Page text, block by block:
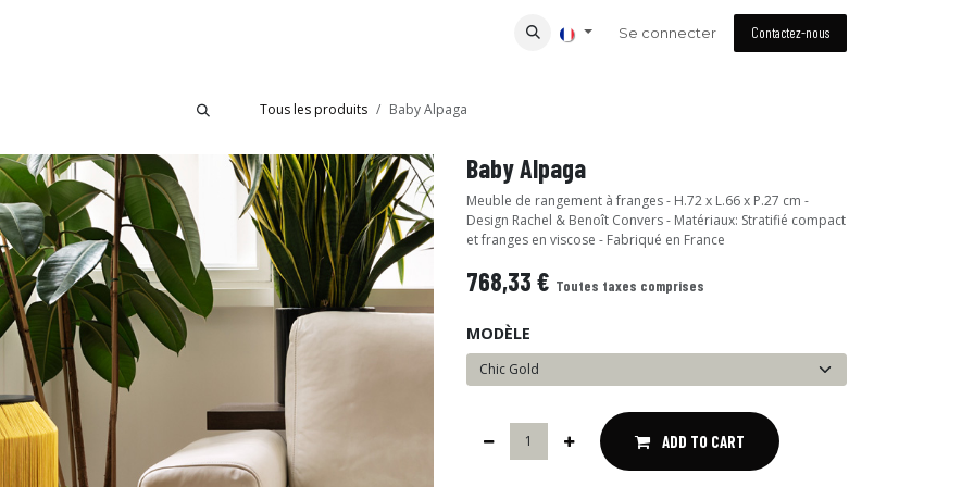
Se connecter Contactez-nous
Tous les produits Baby Alpaga
Baby Alpaga
Meuble de rangement à franges - H.72 x L.66 x P.27 cm -
Design Rachel & Benoît Convers - Matériaux: Stratifié compact
et franges en viscose - Fabriqué en France
768,33 € Toutes taxes comprises
MODÈLE
ADD TO CART